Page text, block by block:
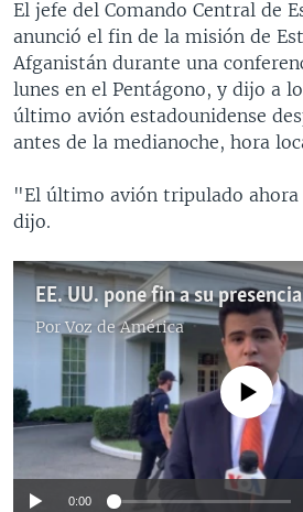
El jefe del Comando Central de
anunció el fin de la misión de
Afganistán durante una
lunes en el Pentágono, y dijo a
último avión estadounidense
antes de la medianoche, hora
"El último avión tripulado ahora
dijo.
PorVoz de América
No media source
0:00